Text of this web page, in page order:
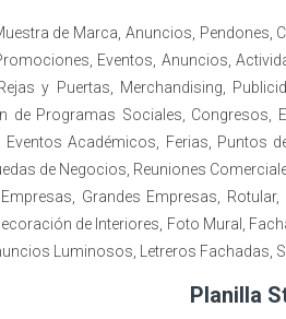
de Marca, Anuncios,
Eventos, Anuncios,
y Puertas, Merchandising,
de Programas Sociales, Congresos,
Eventos Académicos, Ferias, Puntos
de Negocios, Reuniones
Grandes Empresas,
de Interiores, Foto Mural,
Luminosos, Letreros Fachadas,
Planilla